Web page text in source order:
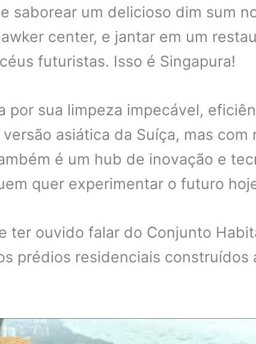
saborear um delicioso dim sum
center, e jantar em um
futuristas. Isso é Singapura!
sua limpeza impecável,
asiática da Suíça, mas com
é um hub de inovação e
quer experimentar o futuro
ter ouvido falar do Conjunto
prédios residenciais construídos